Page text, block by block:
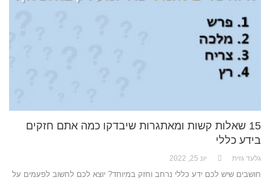
15 שאלות קשות ומאתגרות שיבדקו כמה אתם חזקים
בידע כללי
גלעד גזית יונ 25, 2022
חושבים שיש לכם ידע כללי נרחב וחזק במיוחד? יוצא לכם לחשוב לפעמים על